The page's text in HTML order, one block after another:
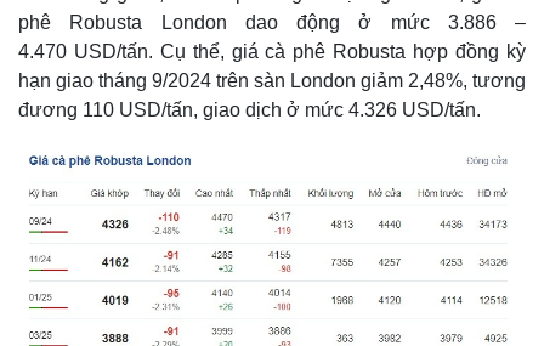
Tư vấn luật
Phân tích
phê Robusta London dao động ở mức 3.886 –
4.470 USD/tấn. Cụ thể, giá cà phê Robusta hợp đồng kỳ
hạn giao tháng 9/2024 trên sàn London giảm 2,48%, tương
đương 110 USD/tấn, giao dịch ở mức 4.326 USD/tấn.